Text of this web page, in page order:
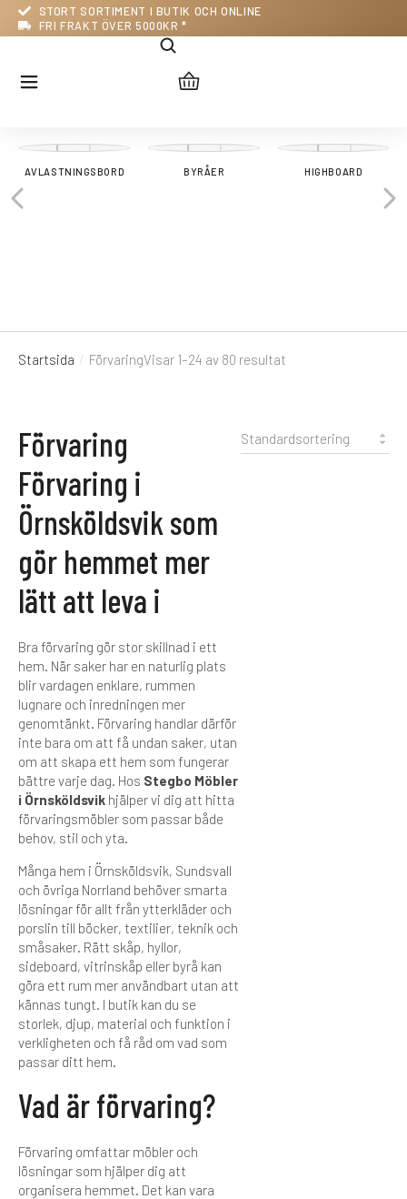
STORT SORTIMENT I BUTIK OCH ONLINE
FRI FRAKT ÖVER 5000KR *
AVLASTNINGSBORD BYRÅER HIGHBOARD
Du är här:
Startsida FörvaringVisar 1–24 av 80 resultat
Förvaring
Förvaring i
Örnsköldsvik som
gör hemmet mer
lätt att leva i
Bra förvaring gör stor skillnad i ett
hem. När saker har en naturlig plats
blir vardagen enklare, rummen
lugnare och inredningen mer
genomtänkt. Förvaring handlar därför
inte bara om att få undan saker, utan
om att skapa ett hem som fungerar
bättre varje dag. Hos Stegbo Möbler
i Örnsköldsvik hjälper vi dig att hitta
förvaringsmöbler som passar både
behov, stil och yta.
Många hem i Örnsköldsvik, Sundsvall
och övriga Norrland behöver smarta
lösningar för allt från ytterkläder och
porslin till böcker, textilier, teknik och
småsaker. Rätt skåp, hyllor,
sideboard, vitrinskåp eller byrå kan
göra ett rum mer användbart utan att
kännas tungt. I butik kan du se
storlek, djup, material och funktion i
verkligheten och få råd om vad som
passar ditt hem.
Vad är förvaring?
Förvaring omfattar möbler och
lösningar som hjälper dig att
organisera hemmet. Det kan vara